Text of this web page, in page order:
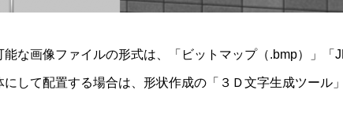
能な画像ファイルの形式は、「ビットマップ（.bmp）」「
にして配置する場合は、形状作成の「３Ｄ文字生成ツール